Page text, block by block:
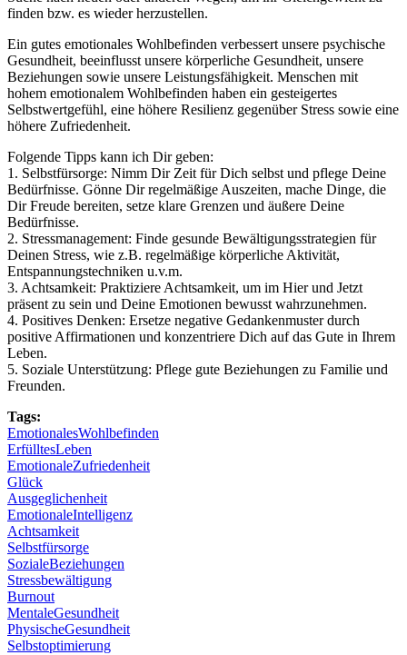
finden bzw. es wieder herzustellen.
Ein gutes emotionales Wohlbefinden verbessert unsere psychische
Gesundheit, beeinflusst unsere körperliche Gesundheit, unsere
Beziehungen sowie unsere Leistungsfähigkeit. Menschen mit
hohem emotionalem Wohlbefinden haben ein gesteigertes
Selbstwertgefühl, eine höhere Resilienz gegenüber Stress sowie eine
höhere Zufriedenheit.
Folgende Tipps kann ich Dir geben:
1. Selbstfürsorge: Nimm Dir Zeit für Dich selbst und pflege Deine
Bedürfnisse. Gönne Dir regelmäßige Auszeiten, mache Dinge, die
Dir Freude bereiten, setze klare Grenzen und äußere Deine
Bedürfnisse.
2. Stressmanagement: Finde gesunde Bewältigungsstrategien für
Deinen Stress, wie z.B. regelmäßige körperliche Aktivität,
Entspannungstechniken u.v.m.
3. Achtsamkeit: Praktiziere Achtsamkeit, um im Hier und Jetzt
präsent zu sein und Deine Emotionen bewusst wahrzunehmen.
4. Positives Denken: Ersetze negative Gedankenmuster durch
positive Affirmationen und konzentriere Dich auf das Gute in Ihrem
Leben.
5. Soziale Unterstützung: Pflege gute Beziehungen zu Familie und
Freunden.
Tags:
EmotionalesWohlbefinden
ErfülltesLeben
EmotionaleZufriedenheit
Glück
Ausgeglichenheit
EmotionaleIntelligenz
Achtsamkeit
Selbstfürsorge
SozialeBeziehungen
Stressbewältigung
Burnout
MentaleGesundheit
PhysischeGesundheit
Selbstoptimierung